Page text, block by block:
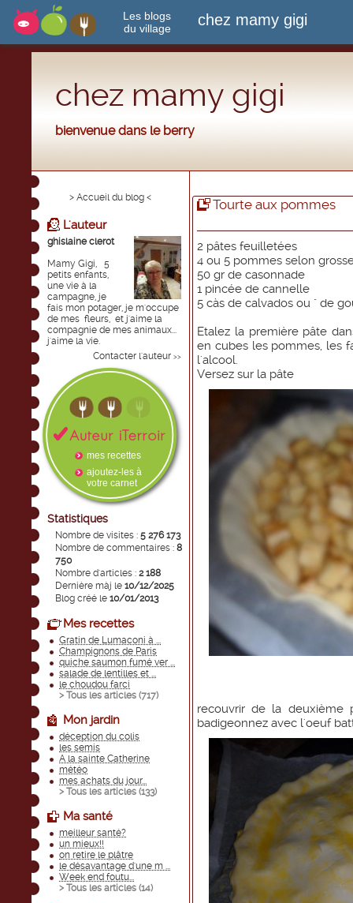
Les blogs
du village
chez mamy gigi
chez mamy gigi
bienvenue dans le berry
> Accueil du blog <
L'auteur
ghislaine clerot
Mamy Gigi, 5
petits enfants,
une vie à la
campagne, je
fais mon potager, je m'occupe
de mes fleurs, et j'aime la
compagnie de mes animaux...
j'aime la vie.
Contacter l'auteur >>
mes recettes
ajoutez-les à
votre carnet
Statistiques
Nombre de visites : 5 276 173
Nombre de commentaires : 8
750
Nombre d'articles : 2 188
Dernière màj le 10/12/2025
Blog créé le 10/01/2013
Mes recettes
Gratin de Lumaconi à ...
Champignons de Paris
quiche saumon fumé ver ...
salade de lentilles et ...
le choudou farci
> Tous les articles (717)
Mon jardin
déception du colis
les semis
A la sainte Catherine
météo
mes achats du jour...
> Tous les articles (133)
Ma santé
meilleur santé?
un mieux!!
on retire le plâtre
le désavantage d'une m ...
Week end foutu...
> Tous les articles (14)
Tourte aux pommes
2 pâtes feuilletées
4 ou 5 pommes selon
50 gr de casonnade
1 pincée de cannelle
5 càs de calvados ou " de
Etalez la première pâte
en cubes les pommes, les
l'alcool.
Versez sur la pâte
recouvrir de la deuxième
badigeonnez avec l'oeuf